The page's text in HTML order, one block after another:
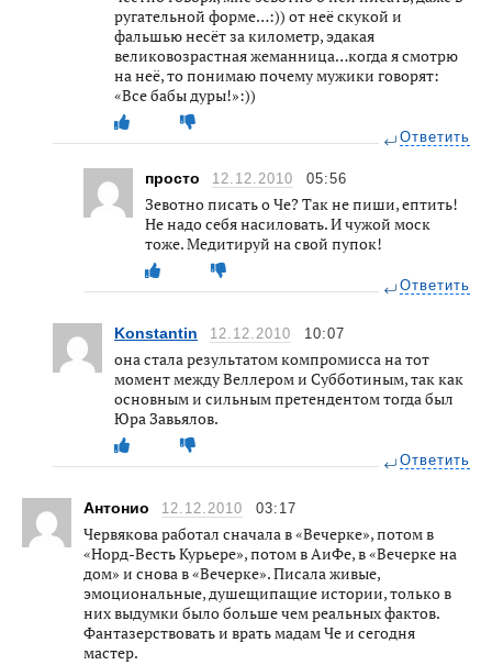
ругательной форме…:)) от неё скукой и
фальшью несёт за километр, эдакая
великовозрастная жеманница…когда я смотрю
на неё, то понимаю почему мужики говорят:
«Все бабы дуры!»:))
Ответить
просто 12.12.2010 05:56
Зевотно писать о Че? Так не пиши, ептить!
Не надо себя насиловать. И чужой моск
тоже. Медитируй на свой пупок!
Ответить
Konstantin 12.12.2010 10:07
она стала результатом компромисса на тот
момент между Веллером и Субботиным, так как
основным и сильным претендентом тогда был
Юра Завьялов.
Ответить
Антонио 12.12.2010 03:17
Червякова работал сначала в «Вечерке», потом в
«Норд-Весть Курьере», потом в АиФе, в «Вечерке на
дом» и снова в «Вечерке». Писала живые,
эмоциональные, душещипащие истории, только в
них выдумки было больше чем реальных фактов.
Фантазерствовать и врать мадам Че и сегодня
мастер.